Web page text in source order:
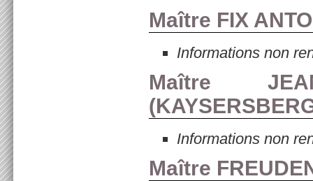
Maître FIX
Informations non
Maître
(
Informations non
Maître